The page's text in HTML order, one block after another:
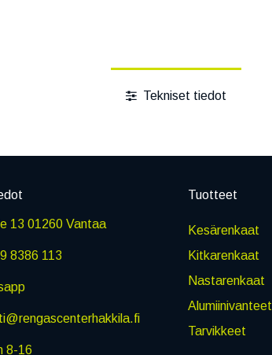
Tekniset tiedot
13 01260 Vantaa
8386 113
8-16
Tuotteet
Kesärenkaat
Kitkarenkaat
Nastarenkaat
Alumiinivanteet
Tarvikkeet